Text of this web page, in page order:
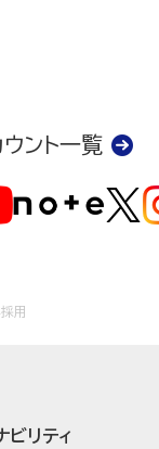
ント一覧
用
ビリティ